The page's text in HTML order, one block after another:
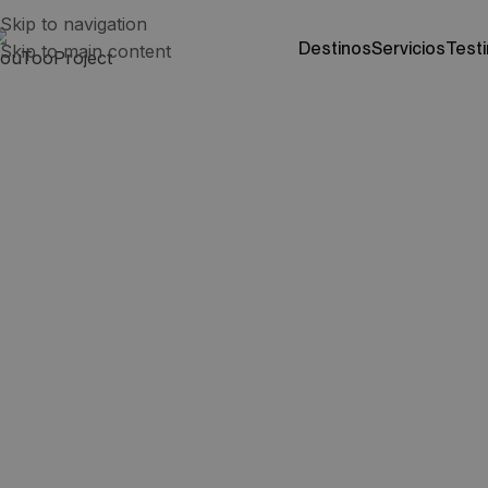
Skip to navigation
Skip to main content
destinos servicios